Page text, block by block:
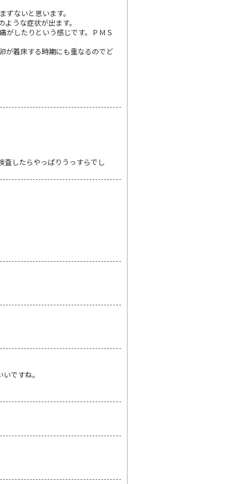
ないと思います。
うな症状が出ます。
がしたりという感じです。ＰＭＳ
が着床する時期にも重なるのでど
査したらやっぱりうっすらでし
ですね。